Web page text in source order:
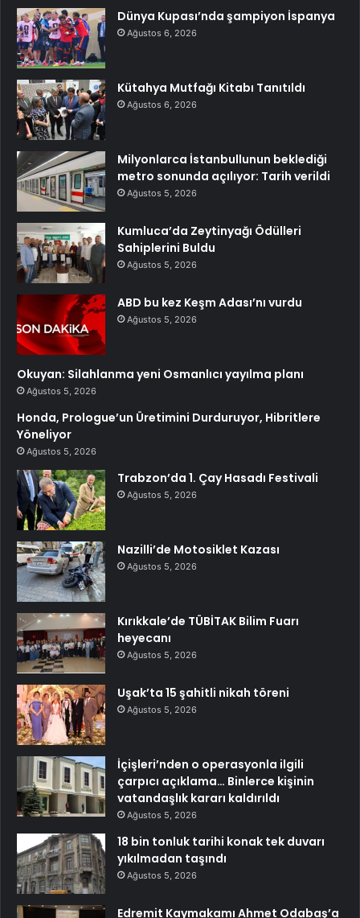
Dünya Kupası’nda şampiyon İspanya
Ağustos 6, 2026
Kütahya Mutfağı Kitabı Tanıtıldı
Ağustos 6, 2026
Milyonlarca İstanbullunun beklediği
metro sonunda açılıyor: Tarih verildi
Ağustos 5, 2026
Kumluca’da Zeytinyağı Ödülleri
Sahiplerini Buldu
Ağustos 5, 2026
ABD bu kez Keşm Adası’nı vurdu
Ağustos 5, 2026
Okuyan: Silahlanma yeni Osmanlıcı yayılma planı
Ağustos 5, 2026
Honda, Prologue’un Üretimini Durduruyor, Hibritlere
Yöneliyor
Ağustos 5, 2026
Trabzon’da 1. Çay Hasadı Festivali
Ağustos 5, 2026
Nazilli’de Motosiklet Kazası
Ağustos 5, 2026
Kırıkkale’de TÜBİTAK Bilim Fuarı
heyecanı
Ağustos 5, 2026
Uşak’ta 15 şahitli nikah töreni
Ağustos 5, 2026
İçişleri’nden o operasyonla ilgili
çarpıcı açıklama… Binlerce kişinin
vatandaşlık kararı kaldırıldı
Ağustos 5, 2026
18 bin tonluk tarihi konak tek duvarı
yıkılmadan taşındı
Ağustos 5, 2026
Edremit Kaymakamı Ahmet Odabaş’a